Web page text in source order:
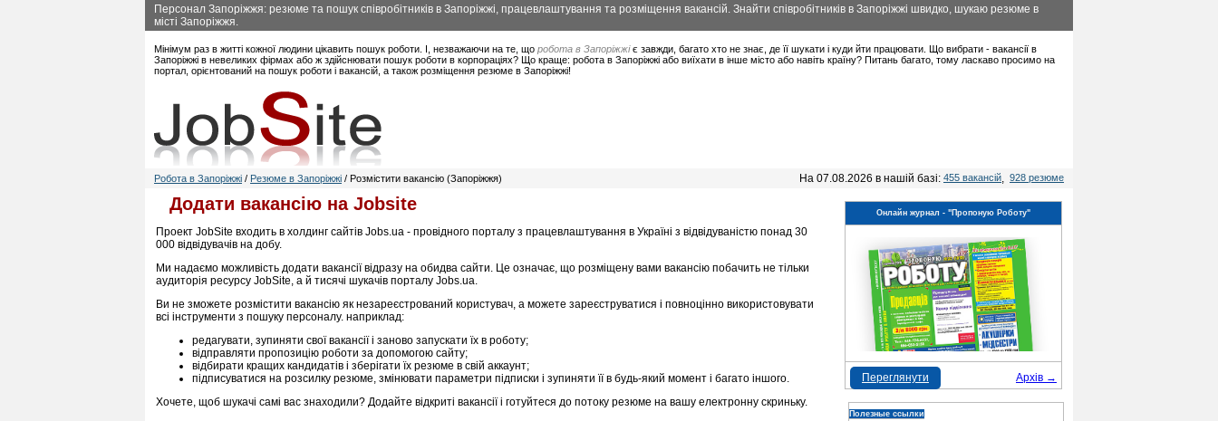
Персонал Запоріжжя: резюме та пошук співробітників в Запоріжжі, працевлаштування та розміщення вакансій. Знайти співробітників в Запоріжжі швидко, шукаю резюме в
місті Запоріжжя.
Мінімум раз в житті кожної людини цікавить пошук роботи. І, незважаючи на те, що робота в Запоріжжіє завжди, багато хто не знає, де її шукати і куди йти працювати. Що вибрати - вакансії в
Запоріжжі в невеликих фірмах або ж здійснювати пошук роботи в корпораціях? Що краще: робота в Запоріжжі або виїхати в інше місто або навіть країну? Питань багато, тому ласкаво просимо на
портал, орієнтований на пошук роботи і вакансій, а також розміщення резюме в Запоріжжі!
Робота в Запоріжжі / Резюме в Запоріжжі / Розмістити вакансію (Запоріжжя) На 07.08.2026 в нашій базі: 455 вакансій, 928 резюме
Додати вакансію на Jobsite
Проект JobSite входить в холдинг сайтів Jobs.ua - провідного порталу з працевлаштування в Україні з відвідуваністю понад 30
000 відвідувачів на добу.
Ми надаємо можливість додати вакансії відразу на обидва сайти. Це означає, що розміщену вами вакансію побачить не тільки
аудиторія ресурсу JobSite, а й тисячі шукачів порталу Jobs.ua.
Ви не зможете розмістити вакансію як незареєстрований користувач, а можете зареєструватися і повноцінно використовувати
всі інструменти з пошуку персоналу. наприклад:
редагувати, зупиняти свої вакансії і заново запускати їх в роботу;
відправляти пропозицію роботи за допомогою сайту;
відбирати кращих кандидатів і зберігати їх резюме в свій аккаунт;
підписуватися на розсилку резюме, змінювати параметри підписки і зупиняти її в будь-який момент і багато іншого.
Хочете, щоб шукачі самі вас знаходили? Додайте відкриті вакансії і готуйтеся до потоку резюме на вашу електронну скриньку.
Онлайн журнал - "Пропоную Роботу"
Архів →
Переглянути
Полезные ссылки